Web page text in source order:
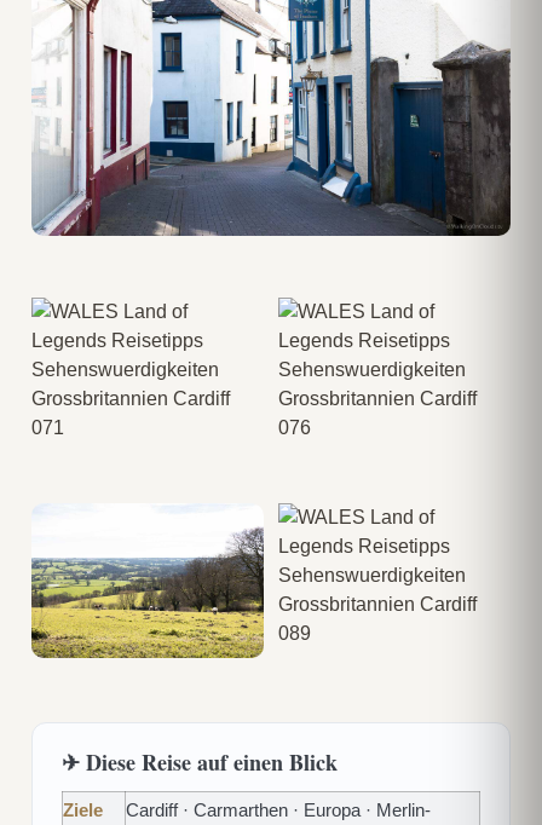
✈ Diese Reise auf einen Blick
Ziele
Cardiff · Carmarthen · Europa · Merlin-